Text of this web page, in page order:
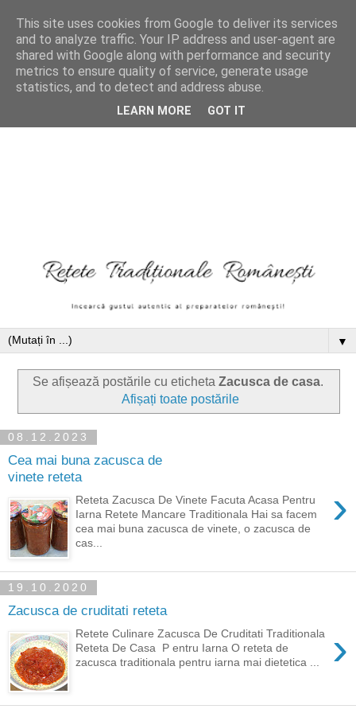
▼
Se afișează postările cu eticheta Zacusca de casa.
Afișați toate postările
08.12.2023
Cea mai buna zacusca de
vinete reteta
›
Reteta Zacusca De Vinete Facuta Acasa Pentru
Iarna Retete Mancare Traditionala Hai sa facem
cea mai buna zacusca de vinete, o zacusca de
cas...
19.10.2020
Zacusca de cruditati reteta
›
Retete Culinare Zacusca De Cruditati Traditionala
Reteta De Casa P entru Iarna O reteta de
zacusca traditionala pentru iarna mai dietetica ...
This site uses cookies from Google to deliver its services
and to analyze traffic. Your IP address and user-agent are
shared with Google along with performance and security
metrics to ensure quality of service, generate usage
statistics, and to detect and address abuse.
LEARN MORE GOT IT